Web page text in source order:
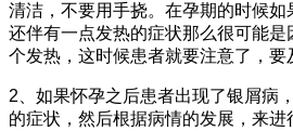
清洁，不要用手挠。在孕期的时候如
还伴有一点发热的症状那么很可能
个发热，这时候患者就要注意了，要
2、如果怀孕之后患者出现了银屑病
的症状，然后根据病情的发展，来